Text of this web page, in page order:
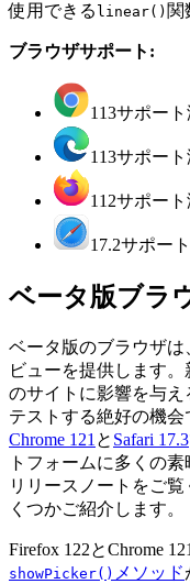
使用できる linear() 関
ブラウザサポート:
113サポート
113サポート
112サポート
17.2サポー
ベータ版ブラ
ベータ版のブラウザ
ビューを提供します
のサイトに影響を与
テストする絶好の機
Chrome 121 と Safari 17.3
トフォームに多くの
リリースノートをご
くつかご紹介します。
Firefox 122とChrome
showPicker() メソッド